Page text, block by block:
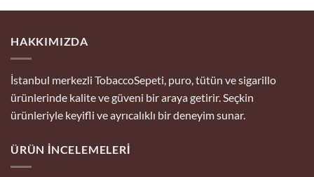
HAKKIMIZDA
İstanbul merkezli TobaccoSepeti, puro, tütün ve sigarillo
ürünlerinde kalite ve güveni bir araya getirir. Seçkin
ürünleriyle keyifli ve ayrıcalıklı bir deneyim sunar.
ÜRÜN İNCELEMELERI